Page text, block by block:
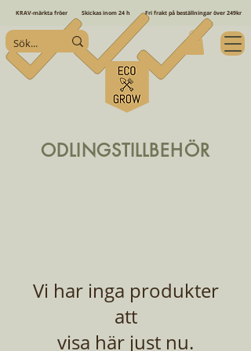
KRAV-märkta fröer Skickas inom 24 h Fri frakt på beställningar över 249kr
ODLINGSTILLBEHÖR
Vi har inga produkter
att
visa här just nu.